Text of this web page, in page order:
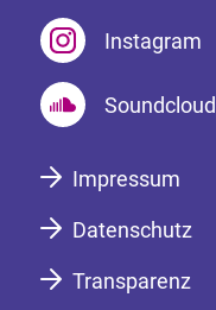
Instagram
Soundcloud
Impressum
Datenschutz
Transparenz